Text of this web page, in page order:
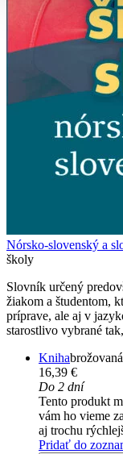
Nórsko-slovenský a
školy
Slovník určený
žiakom a študentom,
príprave, ale aj v
starostlivo vybrané
Kniha
16,39 €
Do 2 dní
Tento produkt
vám ho vieme
aj trochu
Pridať do